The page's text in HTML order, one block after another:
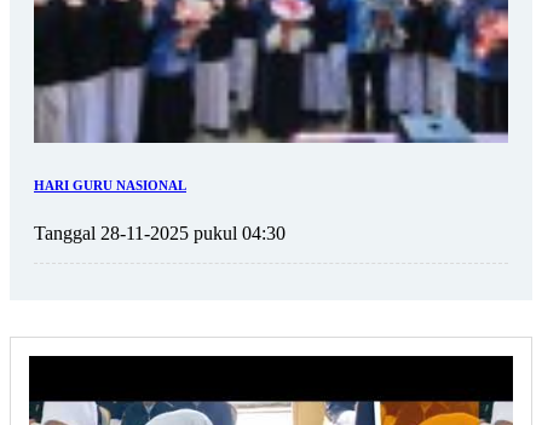
HARI GURU NASIONAL
Tanggal 28-11-2025 pukul 04:30